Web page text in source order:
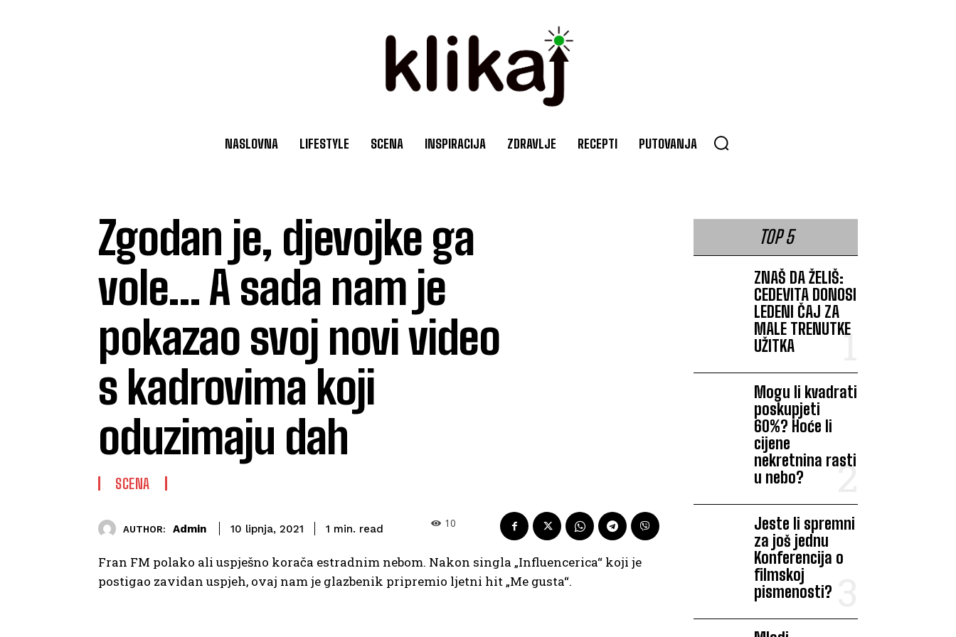
NASLOVNA LIFESTYLE SCENA INSPIRACIJA ZDRAVLJE RECEPTI PUTOVANJA
Zgodan je, djevojke ga
vole… A sada nam je
pokazao svoj novi video
s kadrovima koji
oduzimaju dah
SCENA
AUTHOR: Admin 10 lipnja, 2021 1 min. read 10
Fran FM polako ali uspješno korača estradnim nebom. Nakon singla „Influencerica“ koji je
postigao zavidan uspjeh, ovaj nam je glazbenik pripremio ljetni hit „Me gusta“.
TOP 5
ZNAŠ DA ŽELIŠ:
CEDEVITA DONOSI
LEDENI ČAJ ZA
MALE TRENUTKE
UŽITKA
Mogu li kvadrati
poskupjeti
60%? Hoće li
cijene
nekretnina rasti
u nebo?
Jeste li spremni
za još jednu
Konferencija o
filmskoj
pismenosti?